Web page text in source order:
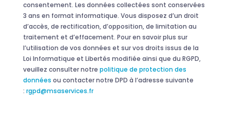
consentement. Les données collectées sont conservées
3 ans en format informatique. Vous disposez d’un droit
d’accès, de rectification, d’opposition, de limitation au
traitement et d’effacement. Pour en savoir plus sur
l’utilisation de vos données et sur vos droits issus de la
Loi Informatique et Libertés modifiée ainsi que du RGPD,
veuillez consulter notre politique de protection des
données ou contacter notre DPD à l’adresse suivante
: rgpd@msaservices.fr